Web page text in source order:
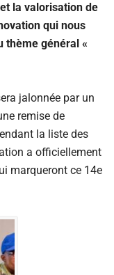
la valorisation de
qui nous
thème général «
jalonnée par un
remise de
la liste des
a officiellement
marqueront ce 14e